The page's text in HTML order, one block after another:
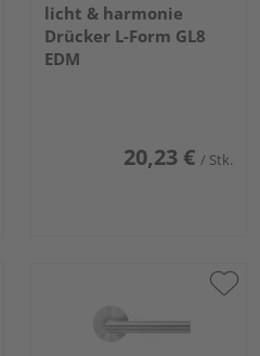
licht & harmonie
Drücker L-Form GL8
EDM
20,23 € / Stk.